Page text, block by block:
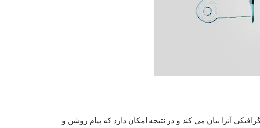
آنرا بیان می کند و در نتیجه امکان دارد که پیام روشن و